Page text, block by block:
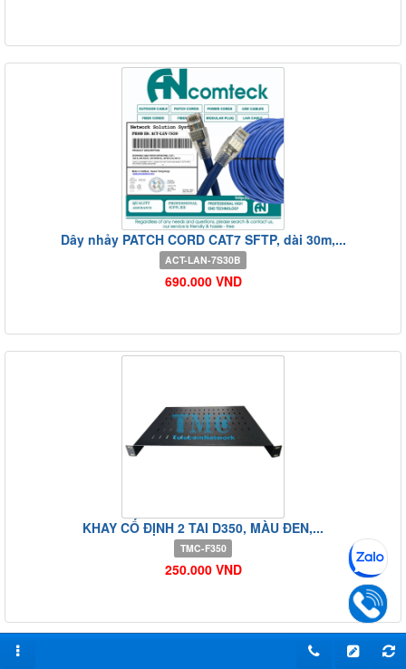
Dây nhảy PATCH CORD CAT7 SFTP, dài 30m,...
ACT-LAN-7S30B
690.000 VND
KHAY CỐ ĐỊNH 2 TAI D350, MÀU ĐEN,...
TMC-F350
250.000 VND